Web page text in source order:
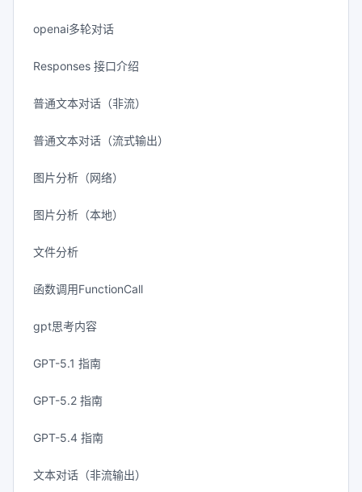
openai多轮对话
Responses 接口介绍
普通文本对话（非流）
普通文本对话（流式输出）
图片分析（网络）
图片分析（本地）
文件分析
函数调用FunctionCall
gpt思考内容
GPT-5.1 指南
GPT-5.2 指南
GPT-5.4 指南
文本对话（非流输出）